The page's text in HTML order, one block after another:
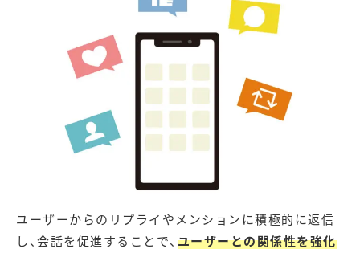
ユーザーからのリプライやメンションに積極的に返信
し、会話を促進することで、 ユーザーとの関係性を強化